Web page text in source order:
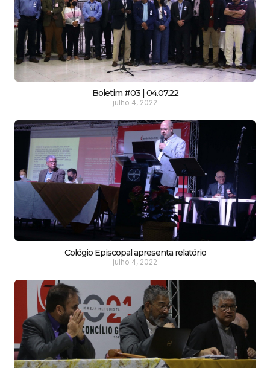
Boletim #03 | 04.07.22
julho 4, 2022
Colégio Episcopal apresenta relatório
julho 4, 2022